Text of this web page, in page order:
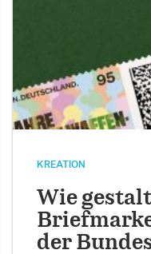
KREATION
Wie
der